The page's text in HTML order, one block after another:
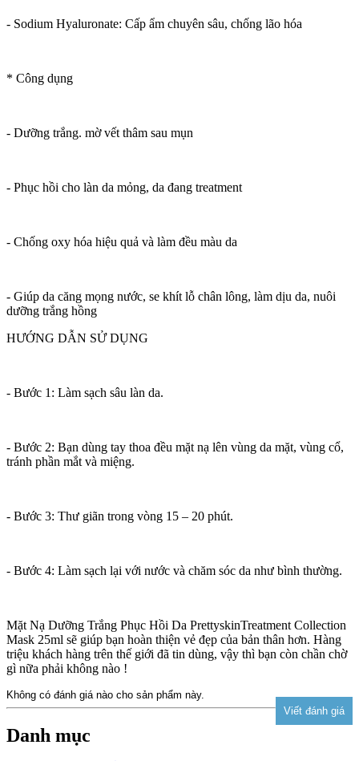
- Sodium Hyaluronate: Cấp ẩm chuyên sâu, chống lão hóa
* Công dụng
- Dưỡng trắng. mờ vết thâm sau mụn
- Phục hồi cho làn da mỏng, da đang treatment
- Chống oxy hóa hiệu quả và làm đều màu da
- Giúp da căng mọng nước, se khít lỗ chân lông, làm dịu da, nuôi
dưỡng trắng hồng
HƯỚNG DẪN SỬ DỤNG
- Bước 1: Làm sạch sâu làn da.
- Bước 2: Bạn dùng tay thoa đều mặt nạ lên vùng da mặt, vùng cổ,
tránh phần mắt và miệng.
- Bước 3: Thư giãn trong vòng 15 – 20 phút.
- Bước 4: Làm sạch lại với nước và chăm sóc da như bình thường.
Mặt Nạ Dưỡng Trắng Phục Hồi Da PrettyskinTreatment Collection
Mask 25ml sẽ giúp bạn hoàn thiện vẻ đẹp của bản thân hơn. Hàng
triệu khách hàng trên thế giới đã tin dùng, vậy thì bạn còn chần chờ
gì nữa phải không nào !
Không có đánh giá nào cho sản phẩm này.
Danh mục